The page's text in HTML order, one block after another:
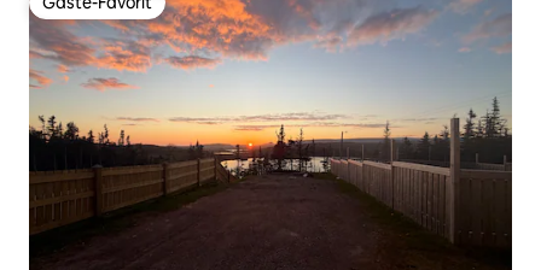
Gäste-Favorit